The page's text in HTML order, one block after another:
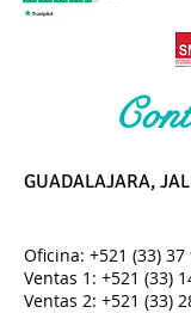
GUADALAJARA,
Oficina: +521 (33)
Ventas 1: +521 (33)
Ventas 2: +521 (33)